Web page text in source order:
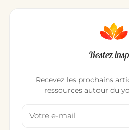
Restez
Recevez les prochains
ressources autour du